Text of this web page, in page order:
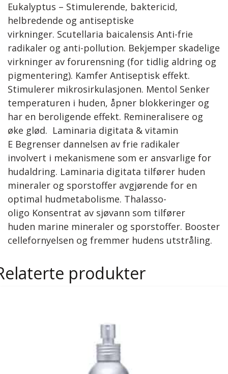
Eukalyptus – Stimulerende, baktericid,
helbredende og antiseptiske
virkninger. Scutellaria baicalensis Anti-frie
radikaler og anti-pollution. Bekjemper skadelige
virkninger av forurensning (for tidlig aldring og
pigmentering). Kamfer Antiseptisk effekt.
Stimulerer mikrosirkulasjonen. Mentol Senker
temperaturen i huden, åpner blokkeringer og
har en beroligende effekt. Remineralisere og
øke glød. Laminaria digitata & vitamin
E Begrenser dannelsen av frie radikaler
involvert i mekanismene som er ansvarlige for
hudaldring. Laminaria digitata tilfører huden
mineraler og sporstoffer avgjørende for en
optimal hudmetabolisme. Thalasso-
oligo Konsentrat av sjøvann som tilfører
huden marine mineraler og sporstoffer. Booster
cellefornyelsen og fremmer hudens utstråling.
produkter